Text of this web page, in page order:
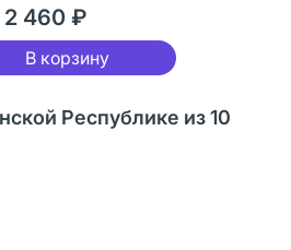
2 460 ₽
В корзину
Республике из 10